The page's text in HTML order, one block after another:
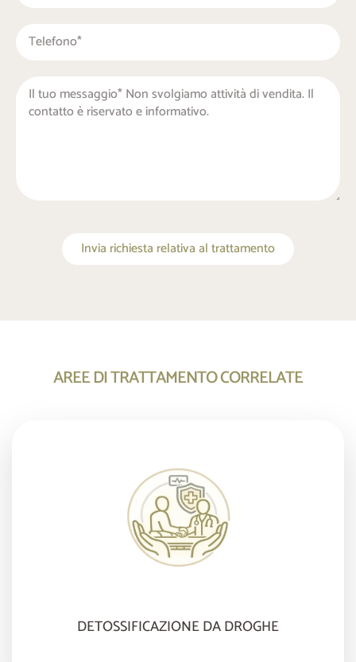
Invia richiesta relativa al trattamento
AREE DI TRATTAMENTO CORRELATE
DETOSSIFICAZIONE DA DROGHE